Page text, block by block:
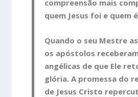
compreensão mais
quem Jesus foi e quem
Quando o seu Mestre
os apóstolos
angélicas de que Ele
glória. A promessa do
de Jesus Cristo